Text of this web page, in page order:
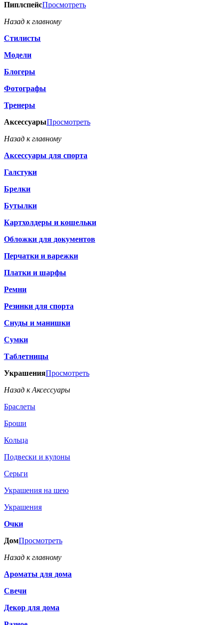
ПиплспейсПросмотреть
Назад к главному
Стилисты
Модели
Блогеры
Фотографы
Тренеры
АксессуарыПросмотреть
Назад к главному
Аксессуары для спорта
Галстуки
Брелки
Бутылки
Картхолдеры и кошельки
Обложки для документов
Перчатки и варежки
Платки и шарфы
Ремни
Резинки для спорта
Снуды и манишки
Сумки
Таблетницы
УкрашенияПросмотреть
Назад к Аксессуары
Браслеты
Броши
Кольца
Подвески и кулоны
Серьги
Украшения на шею
Украшения
Очки
ДомПросмотреть
Назад к главному
Ароматы для дома
Свечи
Декор для дома